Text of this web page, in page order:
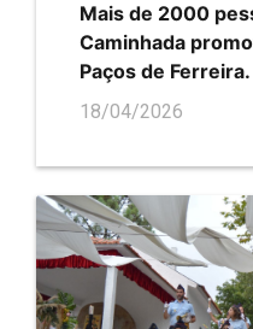
Mais de 2000
Caminhada
Paços de Ferreira.
18/04/2026